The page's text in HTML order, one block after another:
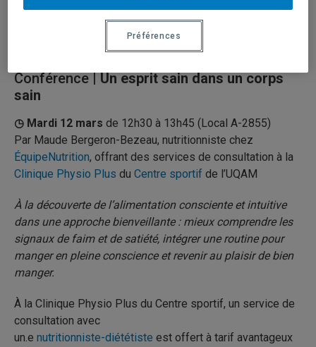
⬛ ATELIERS ET CONFÉRENCES
Conférence| Un esprit sain dans un corps
sain
◷ Mardi 12 mars de 12h30 à 13h45 (Local A-2855)
Par Maude Bergeron-Bezeau, nutritionniste chez
ÉquipeNutrition, offrant des services de consultation à la
Clinique Physio Plus du Centre sportif de l’UQAM
À la découverte de l’alimentation consciente et intuitive
dans une approche bienveillante : mieux comprendre les
signaux de faim et de satiété, intégrer une routine pour
manger en pleine conscience et revenir au plaisir de bien
manger.
À la Clinique Physio Plus du Centre sportif, un service de
consultation avec
un.e nutritionniste-diététiste est offert à tarif avantageux
Préférences